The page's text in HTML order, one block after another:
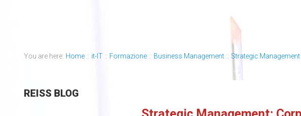
You are here: Home :: it-IT :: Formazione :: Business Management :: Strategic Management
REISSBLOG